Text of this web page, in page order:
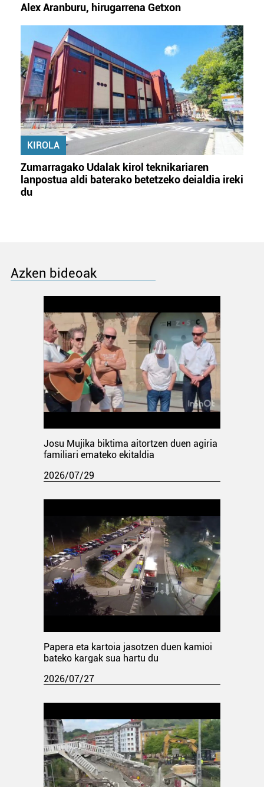
Alex Aranburu, hirugarrena Getxon
KIROLA
Zumarragako Udalak kirol teknikariaren
lanpostua aldi baterako betetzeko deialdia ireki
du
Azken bideoak
Josu Mujika biktima aitortzen duen agiria
familiari emateko ekitaldia
2026/07/29
Papera eta kartoia jasotzen duen kamioi
bateko kargak sua hartu du
2026/07/27